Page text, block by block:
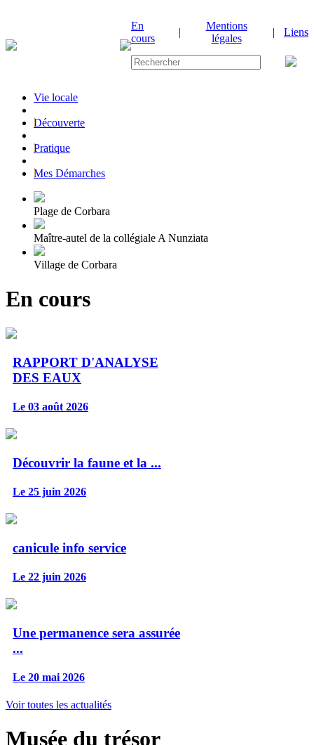
En
cours
|
Mentions
légales
| Liens
Vie locale
|Découverte
|Pratique
|Mes Démarches
Plage de Corbara
Maître-autel de la collégiale A Nunziata
Village de Corbara
En cours
RAPPORT D'ANALYSE
DES EAUX
Le 03 août 2026
Découvrir la faune et la ...
Le 25 juin 2026
canicule info service
Le 22 juin 2026
Une permanence sera assurée
...
Le 20 mai 2026
Voir toutes les actualités
Musée du trésor